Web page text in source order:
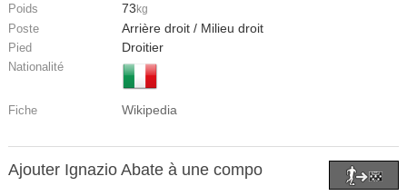
Poids 73 kg
Poste Arrière droit / Milieu droit
Pied Droitier
Nationalité
Fiche Wikipedia
Ajouter Ignazio Abate à une compo